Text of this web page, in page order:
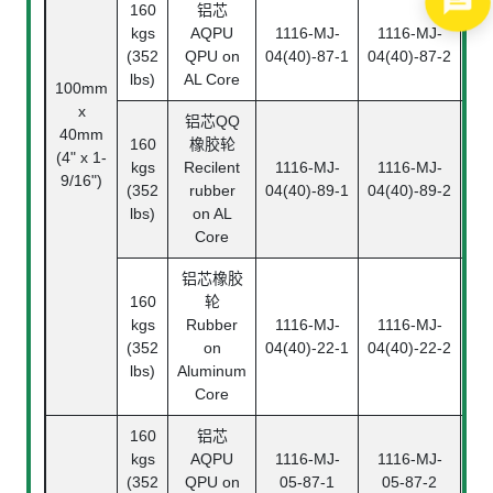
100mm
x
40mm
(4" x 1-
9/16")
160
kgs
(352
lbs)
铝芯
AQPU
QPU on
AL Core
1116-MJ-
04(40)-87-1
1116-MJ-
04(40)-87-2
160
kgs
(352
lbs)
铝芯QQ
橡胶轮
Recilent
rubber
on AL
Core
1116-MJ-
04(40)-89-1
1116-MJ-
04(40)-89-2
160
kgs
(352
lbs)
铝芯橡胶
轮
Rubber
on
Aluminum
Core
1116-MJ-
04(40)-22-1
1116-MJ-
04(40)-22-2
160
kgs
(352
铝芯
AQPU
QPU on
1116-MJ-
05-87-1
1116-MJ-
05-87-2